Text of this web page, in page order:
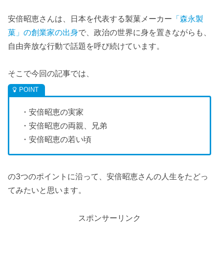
安倍昭恵さんは、日本を代表する製菓メーカー 「森永製
菓」の創業家の出身で、政治の世界に身を置きながらも、
自由奔放な行動で話題を呼び続けています。
そこで今回の記事では、
・安倍昭恵の実家
・安倍昭恵の両親、兄弟
・安倍昭恵の若い頃
の3つのポイントに沿って、安倍昭恵さんの人生をたどっ
てみたいと思います。
スポンサーリンク